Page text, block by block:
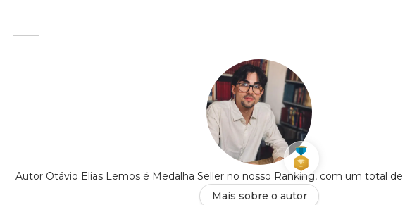
Autor Otávio Elias Lemos é Medalha Seller no nosso Ranking, com um total de
Mais sobre o autor